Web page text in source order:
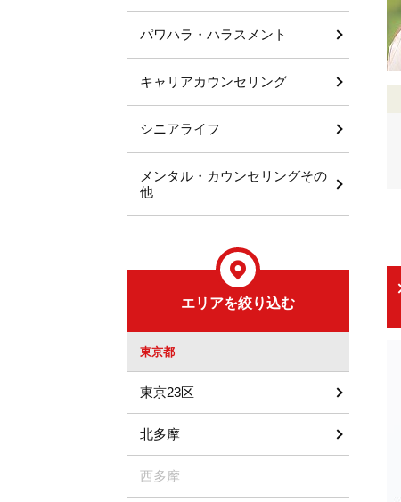
パワハラ・ハラスメント
キャリアカウンセリング
シニアライフ
メンタル・カウンセリングその
他
エリアを絞り込む
東京都
東京23区
北多摩
西多摩